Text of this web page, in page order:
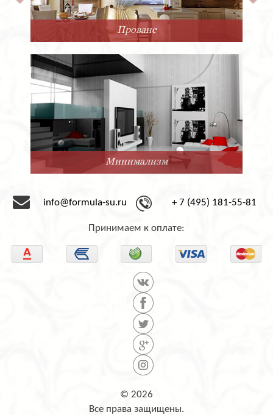
Прованс
Минимализм
info@formula-su.ru + 7 (495) 181-55-81
Принимаем к оплате:
© 2026
Все права защищены.